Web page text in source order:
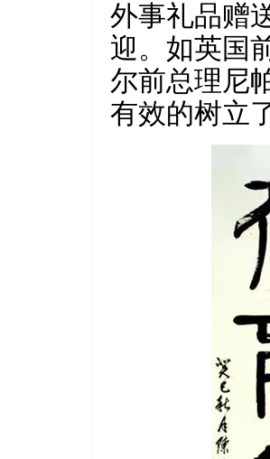
外事礼品赠
迎。如英国
尔前总理尼
有效的树立